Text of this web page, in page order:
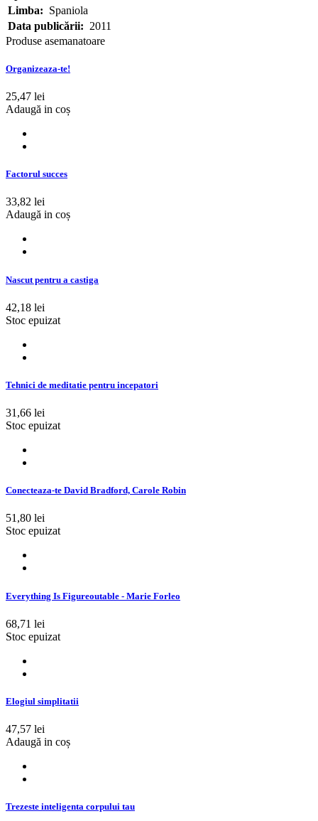
Limba: Spaniola
Data publicării: 2011
Produse asemanatoare
Organizeaza-te!
25,47 lei
Adaugă in coș
Factorul succes
33,82 lei
Adaugă in coș
Nascut pentru a castiga
42,18 lei
Stoc epuizat
Tehnici de meditatie pentru incepatori
31,66 lei
Stoc epuizat
Conecteaza-te David Bradford, Carole Robin
51,80 lei
Stoc epuizat
Everything Is Figureoutable - Marie Forleo
68,71 lei
Stoc epuizat
Elogiul simplitatii
47,57 lei
Adaugă in coș
Trezeste inteligenta corpului tau